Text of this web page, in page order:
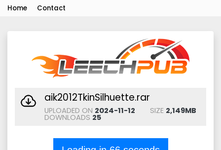
Home Contact
aik2012TkinSilhuette.rar
UPLOADED ON 2024-11-12 SIZE 2,149MB
DOWNLOADS 25